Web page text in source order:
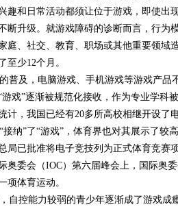
趣和日常活动都须让位于游戏，即使出
断升级。就游戏障碍的诊断而言，行为
庭、社交、教育、职场或其他重要领域
至少12个月。
普及，电脑游戏、手机游戏等游戏产品
戏”逐渐被规范化接收，作为专业学科
计，我国已经有20多所高校相继开设了
纳”了“游戏”，体育界也对其展示了较
局已批准将电子竞技列为正式体育竞赛
奥委会（IOC）第六届峰会上，国际奥
项体育运动。
自控能力较弱的青少年逐渐成了游戏成